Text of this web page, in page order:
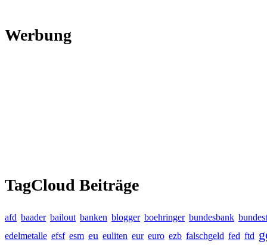
Werbung
TagCloud Beiträge
afd baader bailout banken blogger boehringer bundesbank
edelmetalle efsf esm eu euliten eur euro ezb falschgeld fed ftd